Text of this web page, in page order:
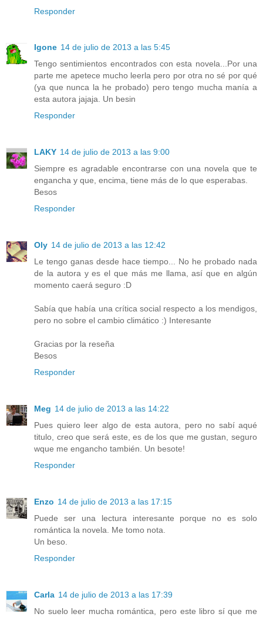
Responder
Igone 14 de julio de 2013 a las 5:45
Tengo sentimientos encontrados con esta novela...Por una
parte me apetece mucho leerla pero por otra no sé por qué
(ya que nunca la he probado) pero tengo mucha manía a
esta autora jajaja. Un besin
Responder
LAKY 14 de julio de 2013 a las 9:00
Siempre es agradable encontrarse con una novela que te
engancha y que, encima, tiene más de lo que esperabas.
Besos
Responder
Oly 14 de julio de 2013 a las 12:42
Le tengo ganas desde hace tiempo... No he probado nada
de la autora y es el que más me llama, así que en algún
momento caerá seguro :D
Sabía que había una crítica social respecto a los mendigos,
pero no sobre el cambio climático :) Interesante
Gracias por la reseña
Besos
Responder
Meg 14 de julio de 2013 a las 14:22
Pues quiero leer algo de esta autora, pero no sabí aqué
titulo, creo que será este, es de los que me gustan, seguro
wque me engancho también. Un besote!
Responder
Enzo 14 de julio de 2013 a las 17:15
Puede ser una lectura interesante porque no es solo
romántica la novela. Me tomo nota.
Un beso.
Responder
Carla 14 de julio de 2013 a las 17:39
No suelo leer mucha romántica, pero este libro sí que me